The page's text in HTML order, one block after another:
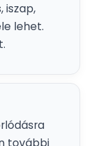
iszap,
lehet.
további